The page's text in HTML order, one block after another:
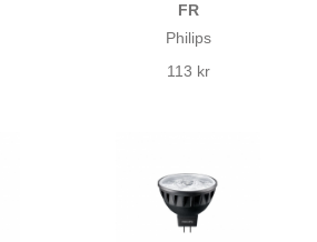
FR
Philips
113 kr